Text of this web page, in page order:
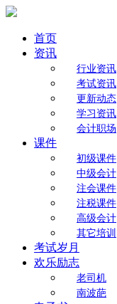
首页
资讯
行业资讯
考试资讯
更新动态
学习资讯
会计职场
课件
初级课件
中级会计
注会课件
注税课件
高级会计
其它培训
考试岁月
欢乐励志
老司机
南波葩